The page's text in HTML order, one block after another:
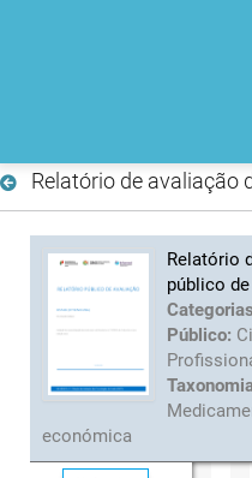
Relatório
público
Público:
económica